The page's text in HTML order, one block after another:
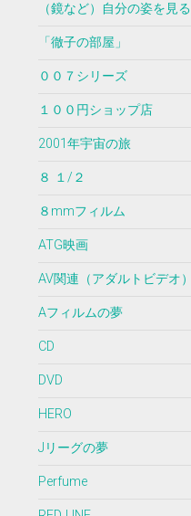
（鏡など）自分の姿を見る
「徹子の部屋」
００７シリーズ
１００円ショップ店
2001年宇宙の旅
８ １/２
８mmフィルム
ATG映画
AV関連（アダルトビデオ）
Aフィルムの夢
CD
DVD
HERO
Jリーグの夢
Perfume